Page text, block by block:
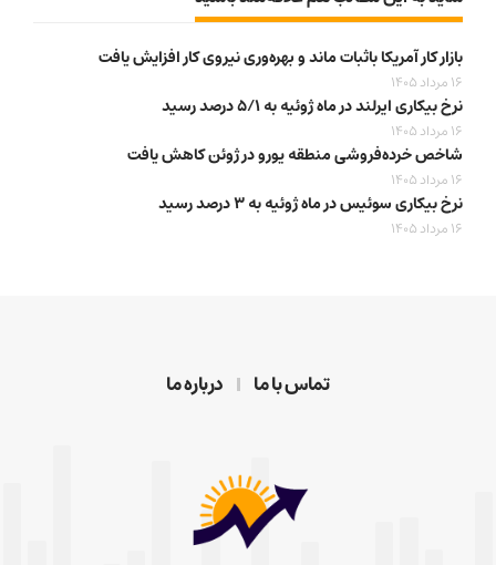
بازار کار آمریکا باثبات ماند و بهره‌وری نیروی کار افزایش یافت
16 مرداد 1405
نرخ بیکاری ایرلند در ماه ژوئیه به ۵/۱ درصد رسید
16 مرداد 1405
شاخص خرده‌فروشی منطقه یورو در ژوئن کاهش یافت
16 مرداد 1405
نرخ بیکاری سوئیس در ماه ژوئیه به ۳ درصد رسید
16 مرداد 1405
تماس با ما درباره ما